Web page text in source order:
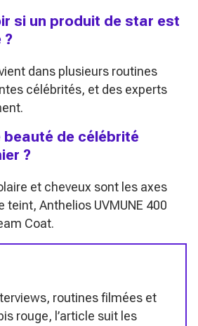
si un produit de star est
?
dans plusieurs routines
célébrités, et des experts
beauté de célébrité
?
et cheveux sont les axes
teint, Anthelios UVMUNE 400
Coat.
routines filmées et
rouge, l’article suit les